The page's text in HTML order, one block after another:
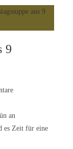
9
an
es Zeit für eine